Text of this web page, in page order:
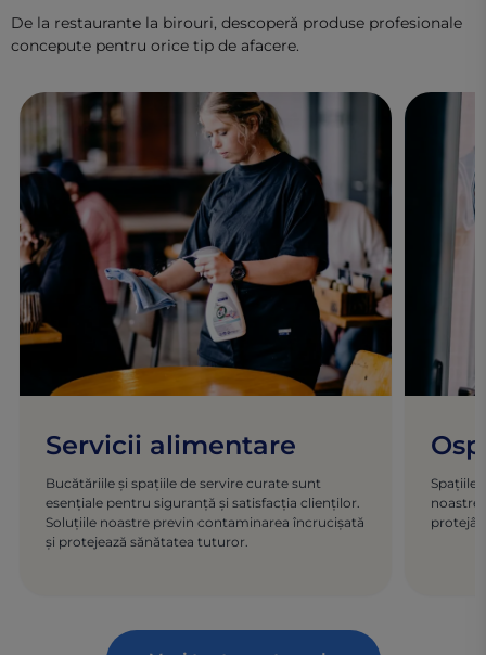
De la restaurante la birouri, descoperă produse profesionale
concepute pentru orice tip de afacere.
Servicii alimentare
Bucătăriile și spațiile de servire curate sunt
esențiale pentru siguranță și satisfacția clienților.
Soluțiile noastre previn contaminarea încrucișată
și protejează sănătatea tuturor.
Spațiile
noastre